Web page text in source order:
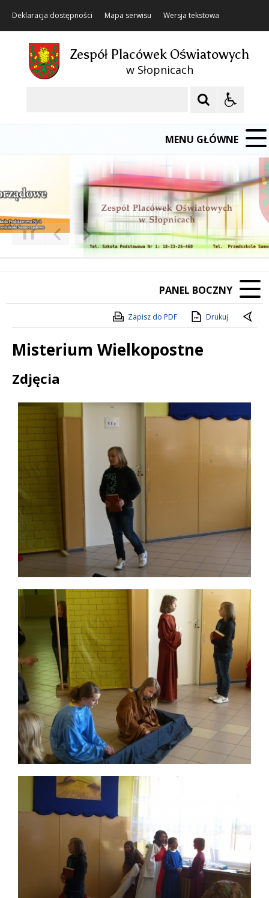
Deklaracja dostępności Mapa serwisu Wersja tekstowa
Zespół Placówek Oświatowych
w Słopnicach
MENU GŁÓWNE
Poprzedni Element
Następny Element
❚❚
PANEL BOCZNY
Zapisz do PDF Drukuj
Misterium Wielkopostne
Treść
Zdjęcia